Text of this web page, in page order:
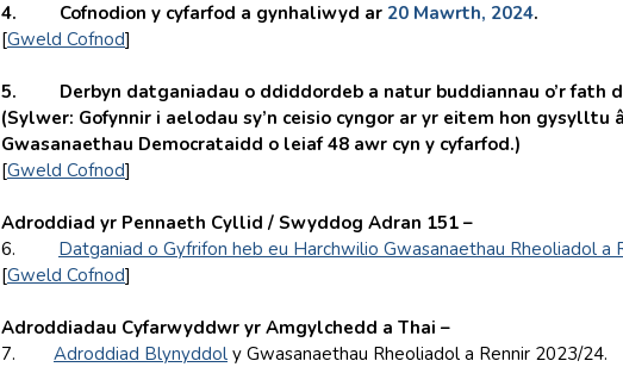
4. Cofnodion y cyfarfod a gynhaliwyd ar 20 Mawrth, 2024.
[Gweld Cofnod]
5. Derbyn datganiadau o ddiddordeb a natur buddiannau o’r fath
(Sylwer: Gofynnir i aelodau sy’n ceisio cyngor ar yr eitem hon gysylltu
Gwasanaethau Democrataidd o leiaf 48 awr cyn y cyfarfod.)
[Gweld Cofnod]
Adroddiad yr Pennaeth Cyllid / Swyddog Adran 151 –
6. Datganiad o Gyfrifon heb eu Harchwilio Gwasanaethau Rheoliadol a
[Gweld Cofnod]
Adroddiadau Cyfarwyddwr yr Amgylchedd a Thai –
7. Adroddiad Blynyddol y Gwasanaethau Rheoliadol a Rennir 2023/24.